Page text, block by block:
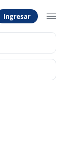
Ingresar